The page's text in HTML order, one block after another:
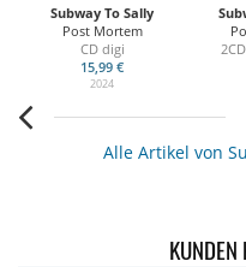
Subway To Sally
Post Mortem
CD digi
15,99 €
2024
Alle Artikel von
KUNDEN